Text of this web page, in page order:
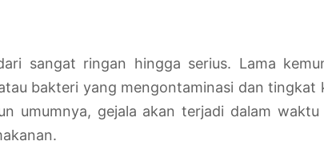
sangat ringan hingga serius. Lama
bakteri yang mengontaminasi dan tingkat
umumnya, gejala akan terjadi dalam waktu